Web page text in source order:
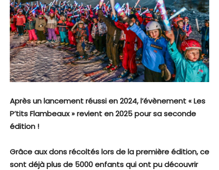
Après un lancement réussi en 2024, l’évènement « Les
P’tits Flambeaux » revient en 2025 pour sa seconde
édition !
Grâce aux dons récoltés lors de la première édition, ce
sont déjà plus de 5000 enfants qui ont pu découvrir